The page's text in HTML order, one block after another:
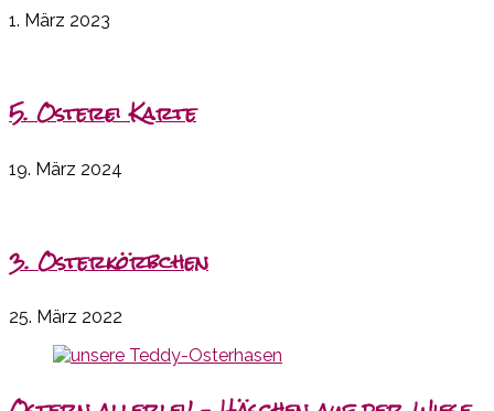
1. März 2023
5. Osterei Karte
19. März 2024
3. Osterkörbchen
25. März 2022